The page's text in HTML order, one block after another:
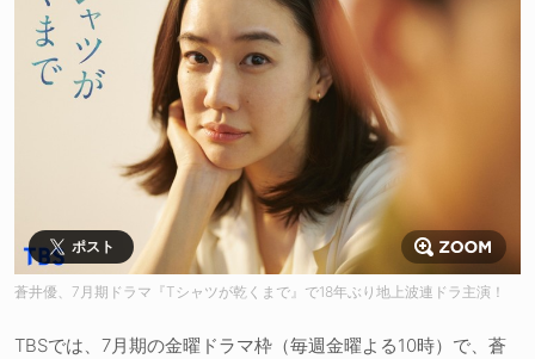
ポスト
蒼井優、7月期ドラマ『Tシャツが乾くまで』で18年ぶり地上波連ドラ主演！
TBSでは、7月期の金曜ドラマ枠（毎週金曜よる10時）で、蒼